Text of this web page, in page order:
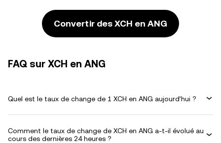
Convertir des XCH en ANG
FAQ sur XCH en ANG
Quel est le taux de change de 1 XCH en ANG aujourd’hui ?
Comment le taux de change de XCH en ANG a-t-il évolué au
cours des dernières 24 heures ?